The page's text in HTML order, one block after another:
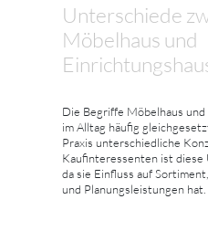
Unterschiede
Möbelhaus und
Die Begriffe Möbelhaus
im Alltag häufig
Praxis unterschiedliche
Kaufinteressenten ist diese
da sie Einfluss auf
und Planungsleistungen hat.